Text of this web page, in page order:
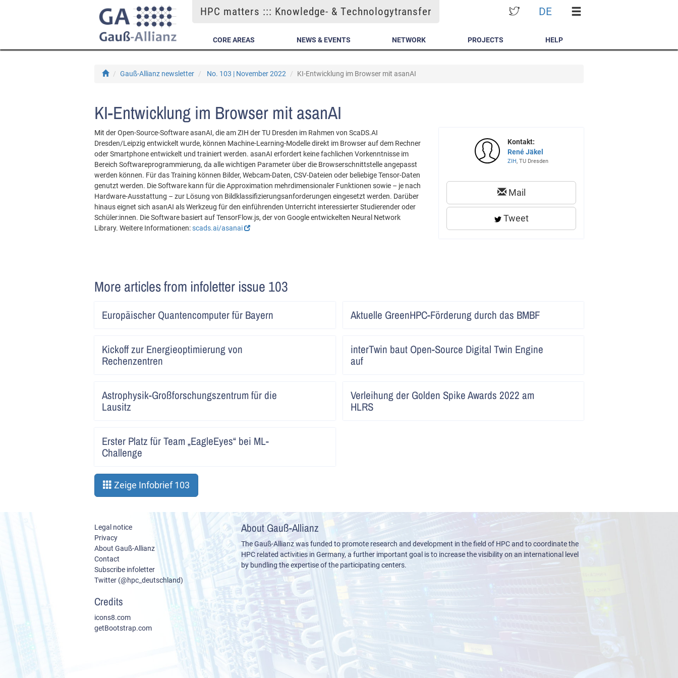
HPC matters ::: Knowledge- & Technologytransfer DE
CORE AREAS NEWS & EVENTS NETWORK PROJECTS HELP
Gauß-Allianz newsletter No. 103 | November 2022 KI-Entwicklung im Browser mit asanAI
KI-Entwicklung im Browser mit asanAI
Mit der Open-Source-Software asanAI, die am ZIH der TU Dresden im Rahmen von ScaDS.AI
Dresden/Leipzig entwickelt wurde, können Machine-Learning-Modelle direkt im Browser auf dem Rechner
oder Smartphone entwickelt und trainiert werden. asanAI erfordert keine fachlichen Vorkenntnisse im
Bereich Softwareprogrammierung, da alle wichtigen Parameter über die Browserschnittstelle angepasst
werden können. Für das Training können Bilder, Webcam-Daten, CSV-Dateien oder beliebige Tensor-Daten
genutzt werden. Die Software kann für die Approximation mehrdimensionaler Funktionen sowie – je nach
Hardware-Ausstattung – zur Lösung von Bildklassifizierungsanforderungen eingesetzt werden. Darüber
hinaus eignet sich asanAI als Werkzeug für den einführenden Unterricht interessierter Studierender oder
Schüler:innen. Die Software basiert auf TensorFlow.js, der von Google entwickelten Neural Network
Library. Weitere Informationen:scads.ai/asanai
Kontakt:
René Jäkel
ZIH , TU Dresden
Mail
Tweet
More articles from infoletter issue 103
Europäischer Quantencomputer für Bayern Aktuelle GreenHPC-Förderung durch das BMBF
Kickoff zur Energieoptimierung von
Rechenzentren
interTwin baut Open-Source Digital Twin Engine
auf
Astrophysik-Großforschungszentrum für die
Lausitz
Verleihung der Golden Spike Awards 2022 am
HLRS
Erster Platz für Team „EagleEyes“ bei ML-
Challenge
Zeige Infobrief 103
Legal notice
Privacy
About Gauß-Allianz
Contact
Subscribe infoletter
Twitter (@hpc_deutschland)
Credits
icons8.com
getBootstrap.com
About Gauß-Allianz
The Gauß-Allianz was funded to promote research and development in the field of HPC and to coordinate the
HPC related activities in Germany, a further important goal is to increase the visibility on an international level
by bundling the expertise of the participating centers.